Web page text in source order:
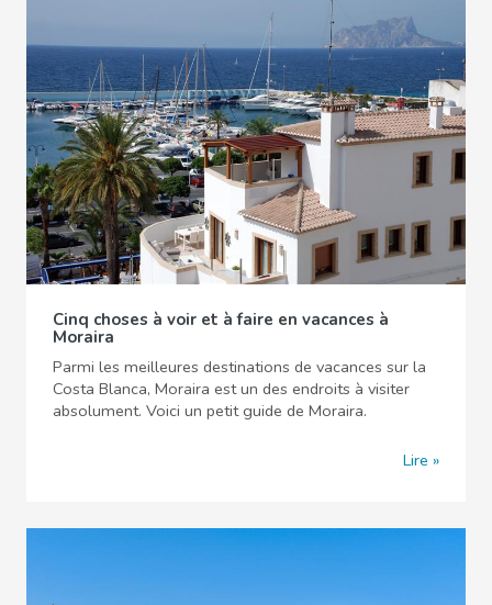
Cinq choses à voir et à faire en vacances à
Moraira
Parmi les meilleures destinations de vacances sur la
Costa Blanca, Moraira est un des endroits à visiter
absolument. Voici un petit guide de Moraira.
Lire